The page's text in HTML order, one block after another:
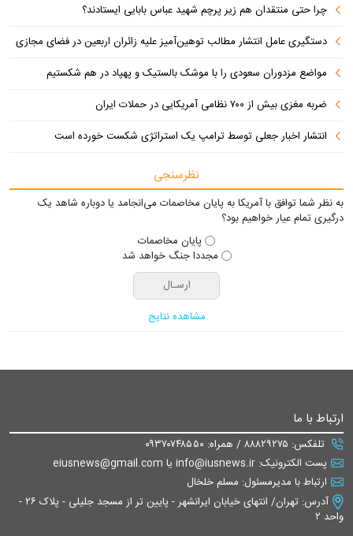
چرا حتی منتقدان هم زیر پرچم شهید عباس بابایی ایستادند؟
دستگیری عامل انتشار مطالب توهین‌آمیز علیه زائران اربعین در فضای مجازی
مواضع مزدوران سعودی را با موشک بالستیک و پهپاد در هم شکستیم
ضربه مغزی بیش از ۷۰۰ نظامی آمریکایی در حملات ایران
انتشار اخبار جعلی توسط ترامپ یک استراتژی شکست خورده است
نظرسنجی
به نظر شما توافق با آمریکا به پایان مخاصمات می‌انجامد یا دوباره شاهد یک
درگیری تمام عیار خواهیم بود؟
پایان مخاصمات
مجددا جنگ خواهد شد
مشاهده نتایج
ارتباط با ما
تلفکس: ۸۸۸۲۹۲۷۵ / همراه: ۰۹۳۷۰۷۴۸۵۵۰
پست الکترونیک: info@iusnews.ir یا eiusnews@gmail.com
ارتباط با مدیرمسئول: مسلم خلخال
آدرس: تهران/ انتهای خیابان ایرانشهر - پایین تر از مسجد جلیلی - پلاک ۲۶ -
واحد ۲